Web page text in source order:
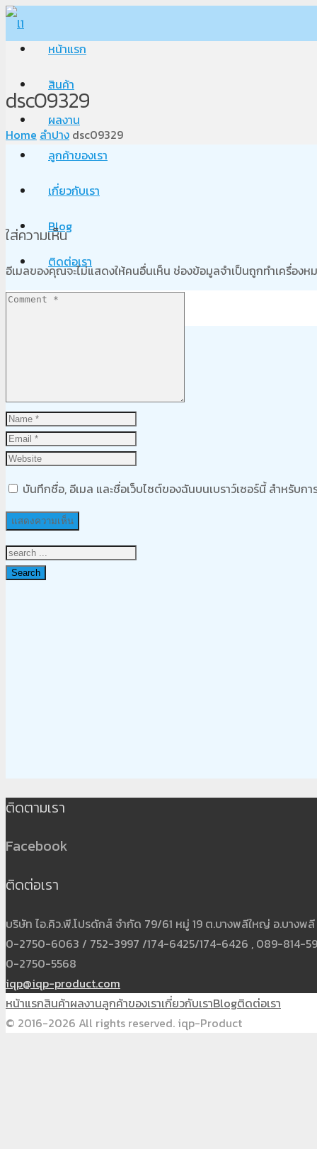
หน้าแรก
สินค้า
ผลงาน
ลูกค้าของเรา
เกี่ยวกับเรา
Blog
ติดต่อเรา
dsc09329
Home ลำปาง dsc09329
ใส่ความเห็น
อีเมลของคุณจะไม่แสดงให้คนอื่นเห็น ช่องข้อมูลจำเป็นถูกทำเครื่องห
บันทึกชื่อ, อีเมล และชื่อเว็บไซต์ของฉันบนเบราว์เซอร์นี้ สำหรับก
Search
ติดตามเรา
Facebook
ติดต่อเรา
บริษัท ไอ.คิว.พี.โปรดักส์ จำกัด 79/61 หมู่ 19 ต.บางพลีใหญ่ อ.บางพ
0-2750-6063 / 752-3997 /174-6425/174-6426 , 089-814-
0-2750-5568
iqp@iqp-product.com
หน้าแรกสินค้าผลงานลูกค้าของเราเกี่ยวกับเราBlogติดต่อเรา
© 2016-2026 All rights reserved. iqp-Product